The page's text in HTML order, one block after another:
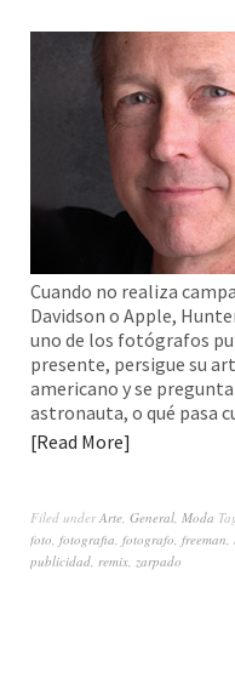
Cuando no realiza
Davidson o Apple,
uno de los fotógrafos
presente, persigue su
americano y se
astronauta, o qué pasa
Read More
Filed underArte, General, Moda
foto, fotografia, fotografo, freeman,
publicidad, remix, zarpado